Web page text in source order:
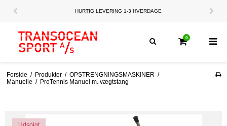
HURTIG LEVERING 1-3 HVERDAGE
0
Forside / Produkter / OPSTRENGNINGSMASKINER /
Manuelle / ProTennis Manuel m. vægtstang